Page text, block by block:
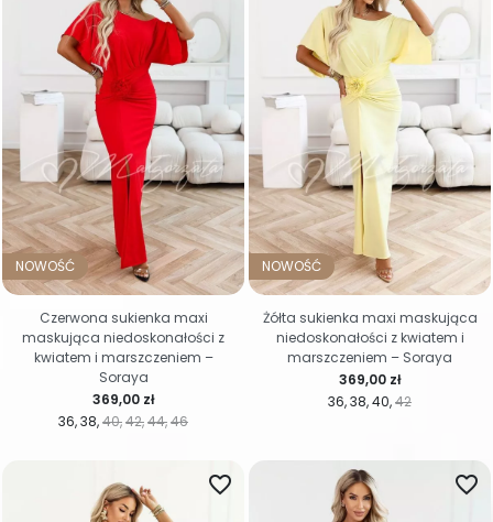
NOWOŚĆ
36 38 40 42 44 46
Cena
369,00 zł
Czerwona sukienka maxi
maskująca niedoskonałości z
kwiatem i marszczeniem –
Soraya
NOWOŚĆ
36 38 40 42
Cena
369,00 zł
Żółta sukienka maxi maskująca
niedoskonałości z kwiatem i
marszczeniem – Soraya
favorite_border favorite_border